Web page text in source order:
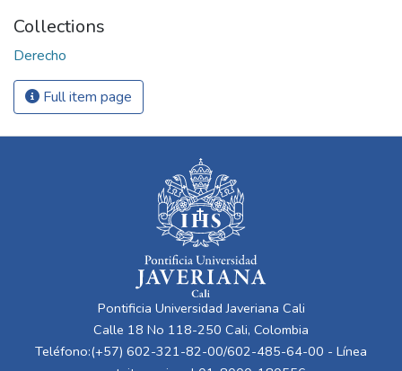
Collections
Derecho
Full item page
Pontificia Universidad Javeriana Cali
Calle 18 No 118-250 Cali, Colombia
Teléfono:(+57) 602-321-82-00/602-485-64-00 - Línea